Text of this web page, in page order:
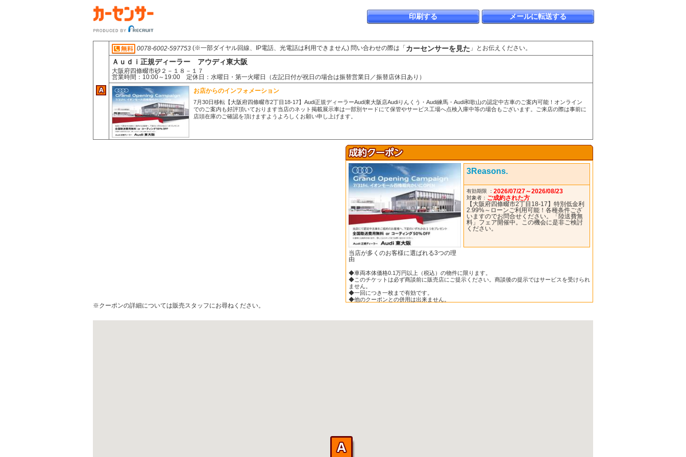
メールに転送する
印刷する
0078-6002-597753 (※一部ダイヤル回線、IP電話、光電話は利用できません) 問い合わせの際は「カーセンサーを見た 」とお伝えください。
Ａｕｄｉ正規ディーラー アウディ東大阪
大阪府四條畷市砂２－１８－１７
営業時間：10:00～19:00 定休日：水曜日・第一火曜日（左記日付が祝日の場合は振替営業日／振替店休日あり）
お店からのインフォメーション
7月30日移転【大阪府四條畷市2丁目18-17】Audi正規ディーラーAudi東大阪店Audiりんくう・Audi練馬・Audi和歌山の認定中古車のご案内可能！オンライン
でのご案内も好評頂いております当店のネット掲載展示車は一部別ヤードにて保管やサービス工場へ点検入庫中等の場合もございます。ご来店の際は事前に
店頭在庫のご確認を頂けますようよろしくお願い申し上げます。
当店が多くのお客様に選ばれる3つの理
由
3Reasons.
有効期限 ： 2026/07/27～2026/08/23
対象者： ご成約された方
【大阪府四條畷市2丁目18-17】特別低金利
2.99%～ローンご利用可能！各種条件ござ
いますのでお問合せください。「陸送費無
料」フェア開催中。この機会に是非ご検討
ください。
◆車両本体価格0.1万円以上（税込）の物件に限ります。
◆このチケットは必ず商談前に販売店にご提示ください。商談後の提示ではサービスを受けられ
ません。
◆一回につき一枚まで有効です。
◆他のクーポンとの併用は出来ません。
※クーポンの詳細については販売スタッフにお尋ねください。